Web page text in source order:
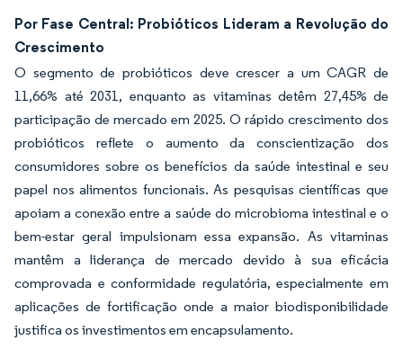
Por Fase Central: Probióticos Lideram a Revolução do
Crescimento
O segmento de probióticos deve crescer a um CAGR de
11,66% até 2031, enquanto as vitaminas detêm 27,45% de
participação de mercado em 2025. O rápido crescimento dos
probióticos reflete o aumento da conscientização dos
consumidores sobre os benefícios da saúde intestinal e seu
papel nos alimentos funcionais. As pesquisas científicas que
apoiam a conexão entre a saúde do microbioma intestinal e o
bem-estar geral impulsionam essa expansão. As vitaminas
mantêm a liderança de mercado devido à sua eficácia
comprovada e conformidade regulatória, especialmente em
aplicações de fortificação onde a maior biodisponibilidade
justifica os investimentos em encapsulamento.